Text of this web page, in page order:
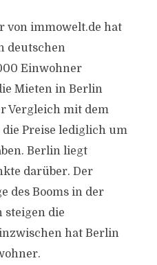
von immowelt.de hat
deutschen
Einwohner
Mieten in Berlin
Vergleich mit dem
Preise lediglich um
Berlin liegt
darüber. Der
des Booms in der
steigen die
hat Berlin